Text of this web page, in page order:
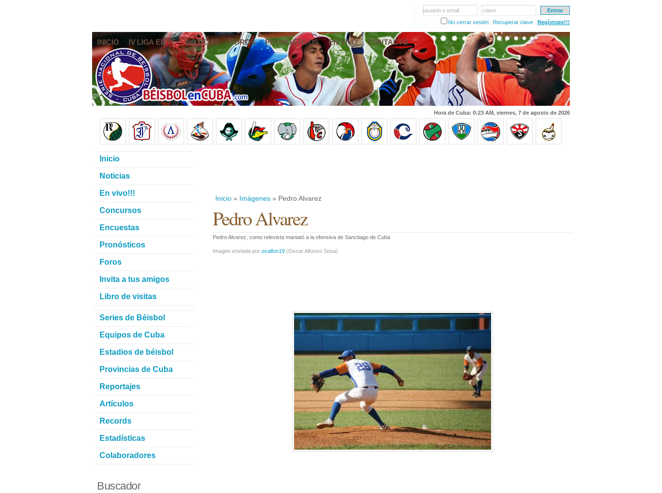
usuario o email
clave
No cerrar sesión
Recuperar clave Regístrate!!!
INICIO IV LIGA ELITE NOTICIAS FOROS PRONÓSTICOS EN VIVO CONTACTO
Hora de Cuba: 0:23 AM, viernes, 7 de agosto de 2026
Inicio » Imágenes » Pedro Alvarez
Pedro Alvarez
Pedro Alvarez, como relevista maniató a la ofensiva de Sanctiago de Cuba
Imagen enviada por osalfon19 (Oscar Alfonso Sosa)
Inicio
Noticias
En vivo!!!
Concursos
Encuestas
Pronósticos
Foros
Invita a tus amigos
Libro de visitas
Series de Béisbol
Equipos de Cuba
Estadios de béisbol
Provincias de Cuba
Reportajes
Artículos
Records
Estadísticas
Colaboradores
Buscador